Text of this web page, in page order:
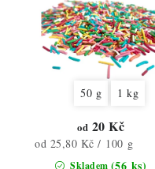
50 g 1 kg
Skladem (56 ks)
od 20 Kč
Měrná
cena:
od 25,80 Kč / 100 g